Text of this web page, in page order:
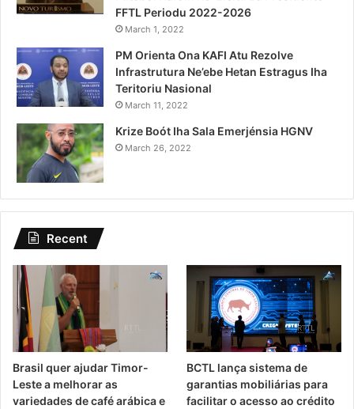
FFTL Periodu 2022-2026
March 1, 2022
PM Orienta Ona KAFI Atu Rezolve
Infrastrutura Ne’ebe Hetan Estragus Iha
Teritoriu Nasional
March 11, 2022
Krize Boót Iha Sala Emerjénsia HGNV
March 26, 2022
Recent
Brasil quer ajudar Timor-
Leste a melhorar as
variedades de café arábica e
BCTL lança sistema de
garantias mobiliárias para
facilitar o acesso ao crédito